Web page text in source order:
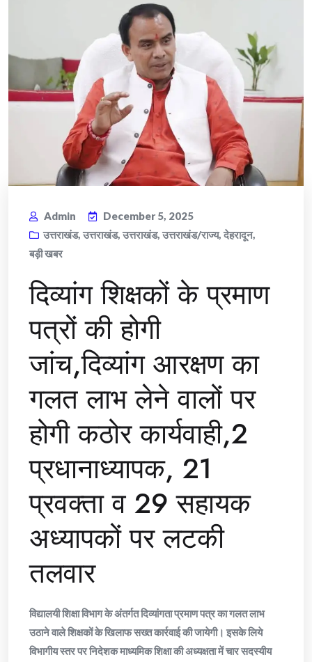
Admin
December 5, 2025
उत्तराखंड, उत्तराखंड, उत्तराखंड, उत्तराखंड/राज्य, देहरादून,
बड़ी खबर
दिव्यांग शिक्षकों के प्रमाण
पत्रों की होगी
जांच,दिव्यांग आरक्षण का
गलत लाभ लेने वालों पर
होगी कठोर कार्यवाही,2
प्रधानाध्यापक, 21
प्रवक्ता व 29 सहायक
अध्यापकों पर लटकी
तलवार
विद्यालयी शिक्षा विभाग के अंतर्गत दिव्यांगता प्रमाण पत्र का गलत लाभ
उठाने वाले शिक्षकों के खिलाफ सख्त कार्रवाई की जायेगी। इसके लिये
विभागीय स्तर पर निदेशक माध्यमिक शिक्षा की अध्यक्षता में चार सदस्यीय